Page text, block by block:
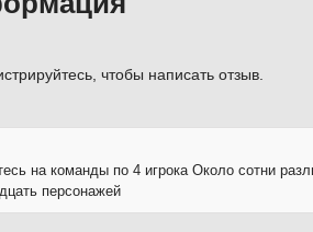
чтобы написать отзыв.
на команды по 4 игрока Около сотни
персонажей